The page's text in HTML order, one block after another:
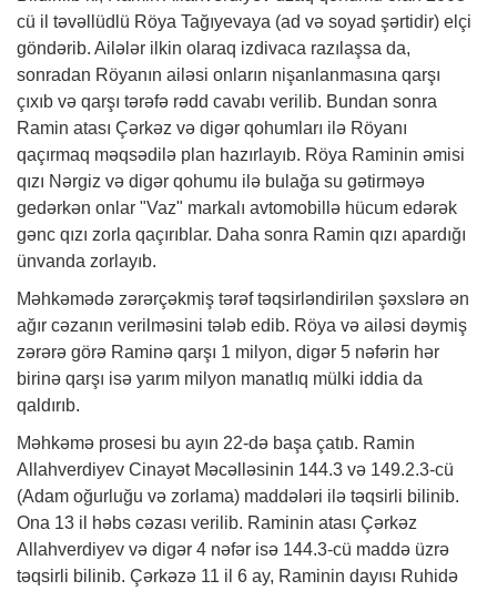
cü il təvəllüdlü Röya Tağıyevaya (ad və soyad şərtidir) elçi
göndərib. Ailələr ilkin olaraq izdivaca razılaşsa da,
sonradan Röyanın ailəsi onların nişanlanmasına qarşı
çıxıb və qarşı tərəfə rədd cavabı verilib. Bundan sonra
Ramin atası Çərkəz və digər qohumları ilə Röyanı
qaçırmaq məqsədilə plan hazırlayıb. Röya Raminin əmisi
qızı Nərgiz və digər qohumu ilə bulağa su gətirməyə
gedərkən onlar "Vaz" markalı avtomobillə hücum edərək
gənc qızı zorla qaçırıblar. Daha sonra Ramin qızı apardığı
ünvanda zorlayıb.
Məhkəmədə zərərçəkmiş tərəf təqsirləndirilən şəxslərə ən
ağır cəzanın verilməsini tələb edib. Röya və ailəsi dəymiş
zərərə görə Raminə qarşı 1 milyon, digər 5 nəfərin hər
birinə qarşı isə yarım milyon manatlıq mülki iddia da
qaldırıb.
Məhkəmə prosesi bu ayın 22-də başa çatıb. Ramin
Allahverdiyev Cinayət Məcəlləsinin 144.3 və 149.2.3-cü
(Adam oğurluğu və zorlama) maddələri ilə təqsirli bilinib.
Ona 13 il həbs cəzası verilib. Raminin atası Çərkəz
Allahverdiyev və digər 4 nəfər isə 144.3-cü maddə üzrə
təqsirli bilinib. Çərkəzə 11 il 6 ay, Raminin dayısı Ruhidə